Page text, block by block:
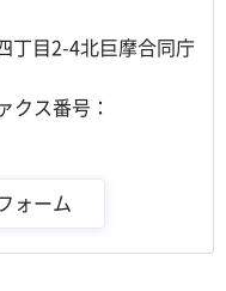
目2-4北巨摩合同庁
ス番号：